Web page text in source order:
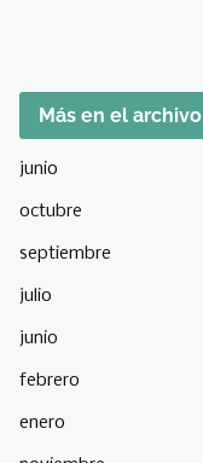
Más en el archivo
junio
octubre
septiembre
julio
junio
febrero
enero